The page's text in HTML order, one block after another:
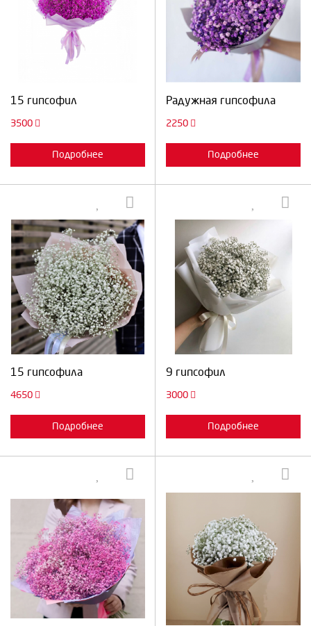
15 гипсофил
3500
Подробнее
Выберите количество:
Радужная гипсофила
2250
Подробнее
Выберите количество:
Отмена
15 гипсофила
4650
Подробнее
Выберите количество:
Продолжить Отмена
9 гипсофил
3000
Подробнее
Выберите количество:
Продолжить
Выберите количество: Выберите количество: